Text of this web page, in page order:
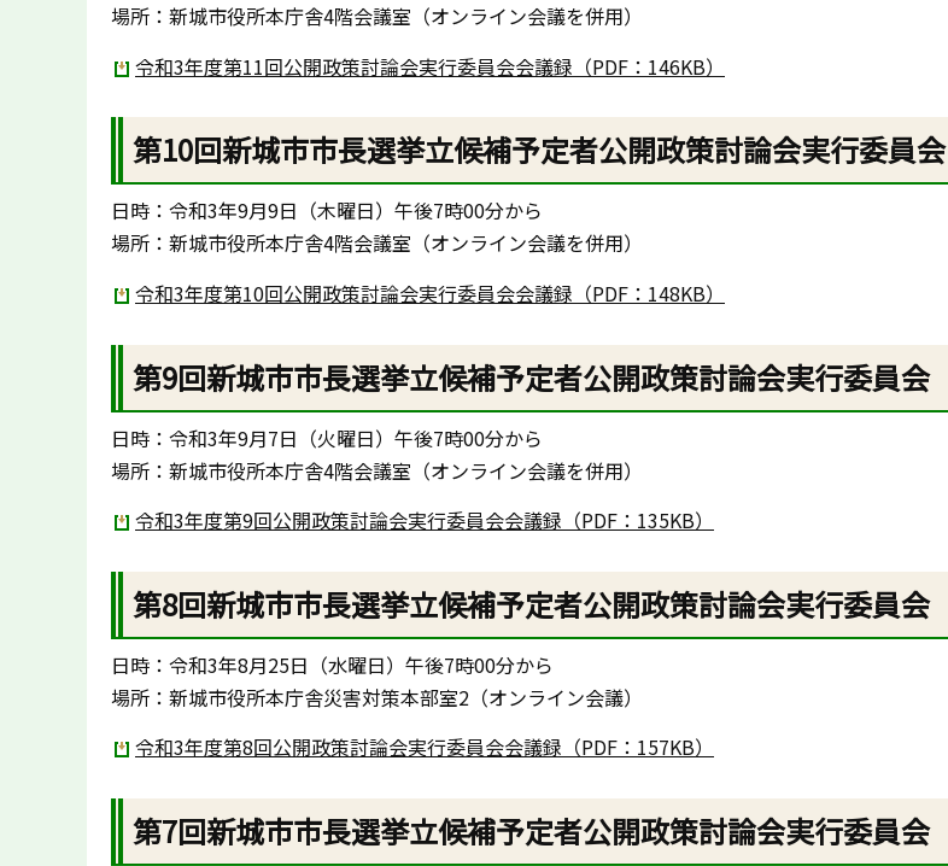
場所：新城市役所本庁舎4階会議室（オンライン会議を併用）
令和3年度第11回公開政策討論会実行委員会会議録（PDF：146KB）
第10回新城市市長選挙立候補予定者公開政策討論会実行委員会
日時：令和3年9月9日（木曜日）午後7時00分から
場所：新城市役所本庁舎4階会議室（オンライン会議を併用）
令和3年度第10回公開政策討論会実行委員会会議録（PDF：148KB）
第9回新城市市長選挙立候補予定者公開政策討論会実行委員会
日時：令和3年9月7日（火曜日）午後7時00分から
場所：新城市役所本庁舎4階会議室（オンライン会議を併用）
令和3年度第9回公開政策討論会実行委員会会議録（PDF：135KB）
第8回新城市市長選挙立候補予定者公開政策討論会実行委員会
日時：令和3年8月25日（水曜日）午後7時00分から
場所：新城市役所本庁舎災害対策本部室2（オンライン会議）
令和3年度第8回公開政策討論会実行委員会会議録（PDF：157KB）
第7回新城市市長選挙立候補予定者公開政策討論会実行委員会